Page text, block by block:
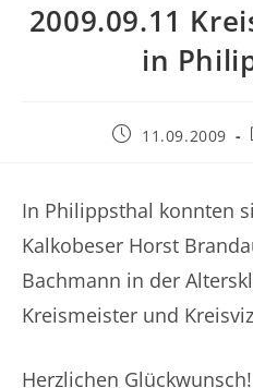
2009.09.11
in
Beitrag11.09.2009
In Philippsthal konnten
Kalkobeser Horst
Bachmann in der
Kreismeister und
Herzlichen Glückwunsch!